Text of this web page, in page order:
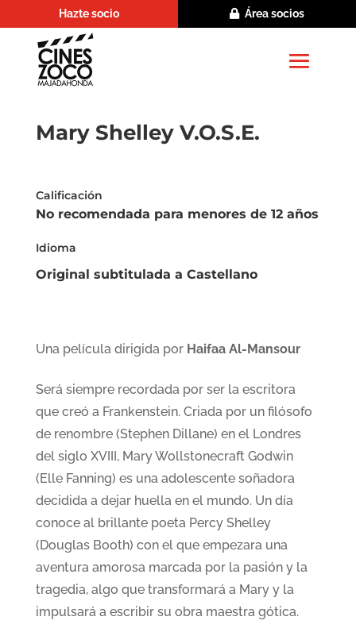
Hazte socio Área socios
Mary Shelley V.O.S.E.
Calificación
No recomendada para menores de 12 años
Idioma
Original subtitulada a Castellano
Una película dirigida por Haifaa Al-Mansour
Será siempre recordada por ser la escritora
que creó a Frankenstein. Criada por un filósofo
de renombre (Stephen Dillane) en el Londres
del siglo XVIII, Mary Wollstonecraft Godwin
(Elle Fanning) es una adolescente soñadora
decidida a dejar huella en el mundo. Un día
conoce al brillante poeta Percy Shelley
(Douglas Booth) con el que empezara una
aventura amorosa marcada por la pasión y la
tragedia, algo que transformará a Mary y la
impulsará a escribir su obra maestra gótica.